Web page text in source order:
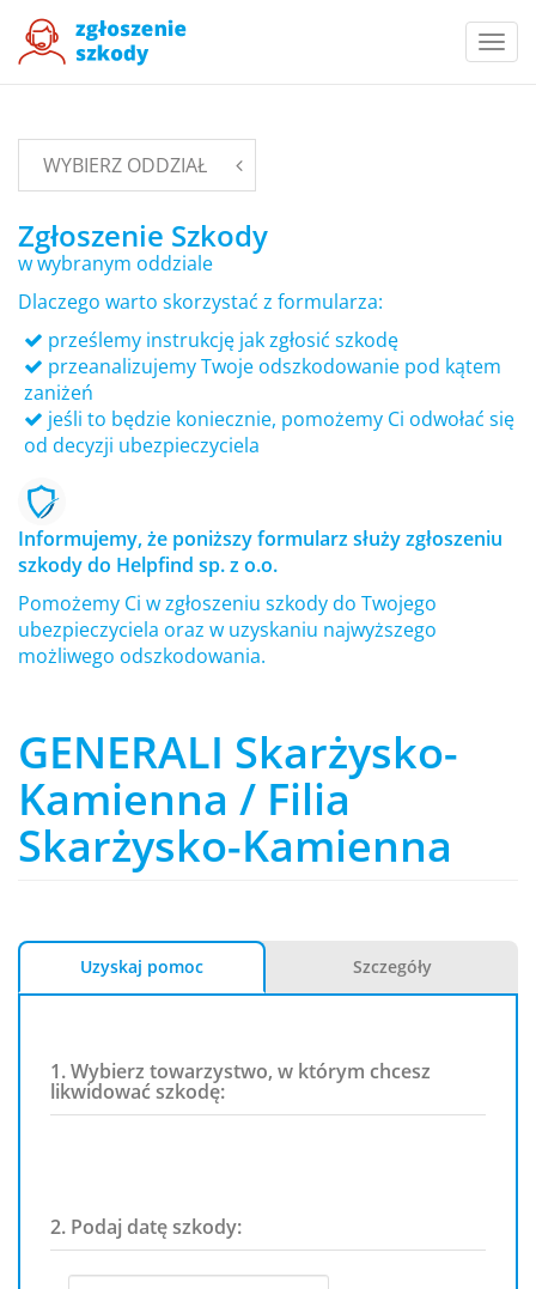
WYBIERZ ODDZIAŁ
Zgłoszenie Szkody
w wybranym oddziale
Dlaczego warto skorzystać z formularza:
prześlemy instrukcję jak zgłosić szkodę
przeanalizujemy Twoje odszkodowanie pod kątem
zaniżeń
jeśli to będzie koniecznie, pomożemy Ci odwołać się
od decyzji ubezpieczyciela
Informujemy, że poniższy formularz służy zgłoszeniu
szkody do Helpfind sp. z o.o.
Pomożemy Ci w zgłoszeniu szkody do Twojego
ubezpieczyciela oraz w uzyskaniu najwyższego
możliwego odszkodowania.
GENERALI Skarżysko-
Kamienna / Filia
Skarżysko-Kamienna
Uzyskaj pomoc Szczegóły
1. Wybierz towarzystwo, w którym chcesz
likwidować szkodę:
2. Podaj datę szkody: